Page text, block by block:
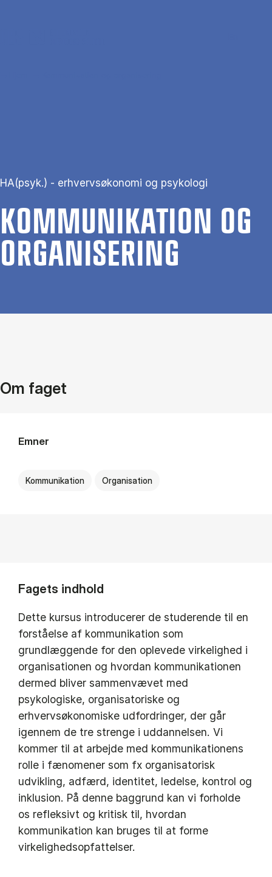
HA(psyk.) - erhvervsøkonomi og psykologi
KOM­MU­NI­KA­TION OG
OR­GA­NI­SE­RING
Om faget
Emner
Kommunikation Organisation
Fagets indhold
Dette kursus introducerer de studerende til en
forståelse af kommunikation som
grundlæggende for den oplevede virkelighed i
organisationen og hvordan kommunikationen
dermed bliver sammenvævet med
psykologiske, organisatoriske og
erhvervsøkonomiske udfordringer, der går
igennem de tre strenge i uddannelsen. Vi
kommer til at arbejde med kommunikationens
rolle i fænomener som fx organisatorisk
udvikling, adfærd, identitet, ledelse, kontrol og
inklusion. På denne baggrund kan vi forholde
os refleksivt og kritisk til, hvordan
kommunikation kan bruges til at forme
virkelighedsopfattelser.